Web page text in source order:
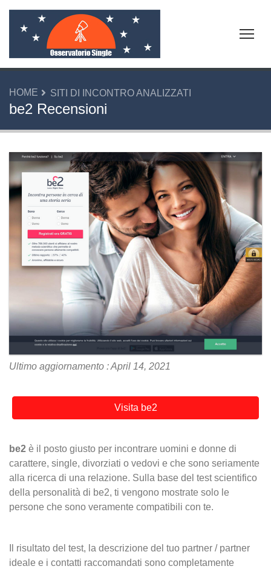
HOME SITI DI INCONTRO ANALIZZATI
be2 Recensioni
Ultimo aggiornamento : April 14, 2021
Visita be2
be2 è il posto giusto per incontrare uomini e donne di
carattere, single, divorziati o vedovi e che sono seriamente
alla ricerca di una relazione. Sulla base del test scientifico
della personalità di be2, ti vengono mostrate solo le
persone che sono veramente compatibili con te.
Il risultato del test, la descrizione del tuo partner / partner
ideale e i contatti raccomandati sono completamente